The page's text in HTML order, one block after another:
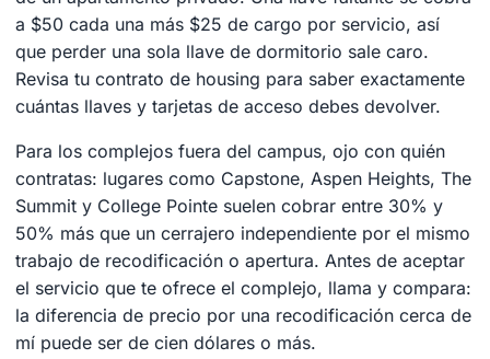
a $50 cada una más $25 de cargo por servicio, así
que perder una sola llave de dormitorio sale caro.
Revisa tu contrato de housing para saber exactamente
cuántas llaves y tarjetas de acceso debes devolver.
Para los complejos fuera del campus, ojo con quién
contratas: lugares como Capstone, Aspen Heights, The
Summit y College Pointe suelen cobrar entre 30% y
50% más que un cerrajero independiente por el mismo
trabajo de recodificación o apertura. Antes de aceptar
el servicio que te ofrece el complejo, llama y compara:
la diferencia de precio por una recodificación cerca de
mí puede ser de cien dólares o más.